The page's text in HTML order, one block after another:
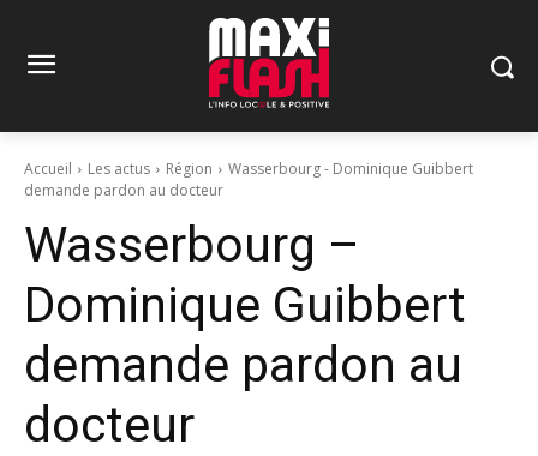
Accueil Les actus Région
Wasserbourg - Dominique Guibbert
demande pardon au docteur
Wasserbourg –
Dominique Guibbert
demande pardon au
docteur